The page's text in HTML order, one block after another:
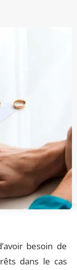
besoin de
dans le cas